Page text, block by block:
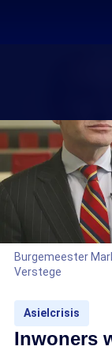
Burgemeester
Verstege
Asielcrisis
Inwoners